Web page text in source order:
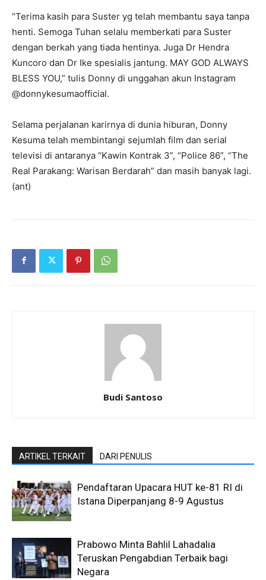
“Terima kasih para Suster yg telah membantu saya tanpa
henti. Semoga Tuhan selalu memberkati para Suster
dengan berkah yang tiada hentinya. Juga Dr Hendra
Kuncoro dan Dr Ike spesialis jantung. MAY GOD ALWAYS
BLESS YOU,” tulis Donny di unggahan akun Instagram
@donnykesumaofficial.
Selama perjalanan karirnya di dunia hiburan, Donny
Kesuma telah membintangi sejumlah film dan serial
televisi di antaranya “Kawin Kontrak 3”, “Police 86”, “The
Real Parakang: Warisan Berdarah” dan masih banyak lagi.
(ant)
Budi Santoso
ARTIKEL TERKAIT DARI PENULIS
Pendaftaran Upacara HUT ke-81 RI di
Istana Diperpanjang 8-9 Agustus
Prabowo Minta Bahlil Lahadalia
Teruskan Pengabdian Terbaik bagi
Negara